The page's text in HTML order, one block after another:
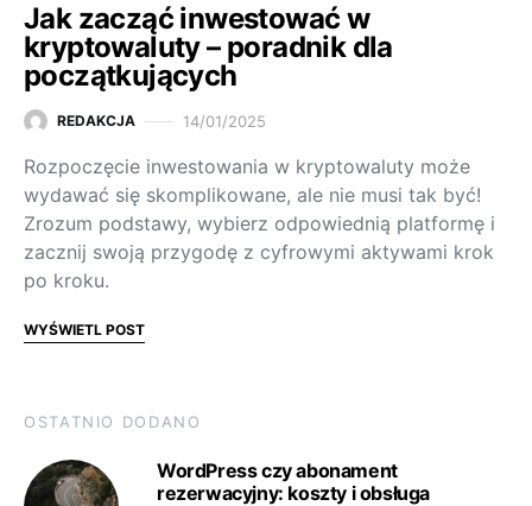
Jak zacząć inwestować w
kryptowaluty – poradnik dla
początkujących
REDAKCJA 14/01/2025
Rozpoczęcie inwestowania w kryptowaluty może
wydawać się skomplikowane, ale nie musi tak być!
Zrozum podstawy, wybierz odpowiednią platformę i
zacznij swoją przygodę z cyfrowymi aktywami krok
po kroku.
WYŚWIETL POST
OSTATNIO DODANO
WordPress czy abonament
rezerwacyjny: koszty i obsługa